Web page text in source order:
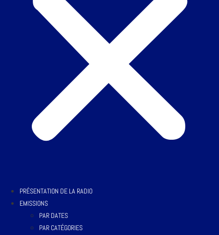
PRÉSENTATION DE LA RADIO
EMISSIONS
PAR DATES
PAR CATÉGORIES